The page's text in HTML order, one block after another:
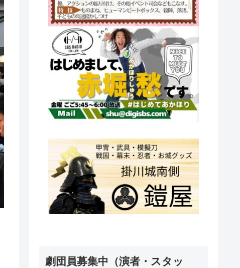
劇団員募集中（演者・スタッ